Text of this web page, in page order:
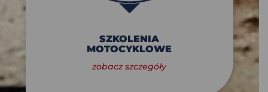
SZKOLENIA
MOTOCYKLOWE
zobacz szczegóły